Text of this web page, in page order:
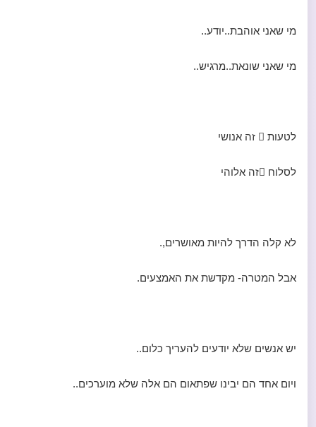
מי שאני אוהבת..יודע..
מי שאני שונאת..מרגיש..
לטעות  זה אנושי
לסלוח זה אלוהי
לא קלה הדרך להיות מאושרים,.
אבל המטרה- מקדשת את האמצעים.
יש אנשים שלא יודעים להעריך כלום..
ויום אחד הם יבינו שפתאום הם אלה שלא מוערכים..